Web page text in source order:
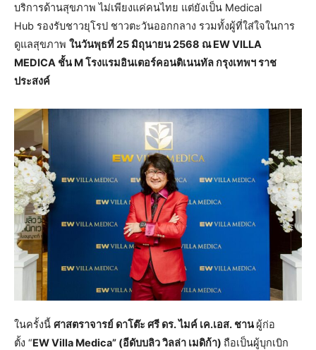
บริการด้านสุขภาพ ไม่เพียงแค่คนไทย แต่ยังเป็น Medical
Hub รองรับชาวยุโรป ชาวตะวันออกกลาง รวมทั้งผู้ที่ใส่ใจในการ
ดูแลสุขภาพ ในวันพุธที่ 25 มิถุนายน 2568 ณ EW VILLA
MEDICA ชั้น M โรงแรมอินเตอร์คอนติเนนทัล กรุงเทพฯ ราช
ประสงค์
ในครั้งนี้ ศาสตราจารย์ ดาโต๊ะ ศรี ดร. ไมค์ เค.เอส. ชาน ผู้ก่อ
ตั้ง “EW Villa Medica” (อีดับบลิว วิลล่า เมดิก้า) ถือเป็นผู้บุกเบิก